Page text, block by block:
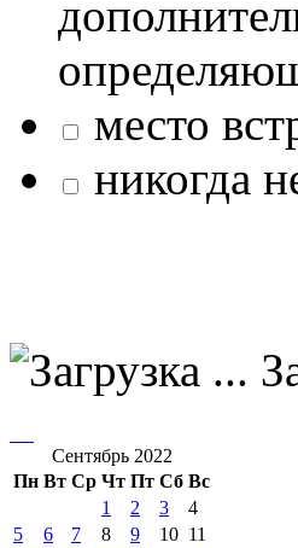
место
никогда
Сентябрь 2022
Пн Вт Ср Чт Пт Сб Вс
1 2 3
4
5
6 7 8 9 10 11